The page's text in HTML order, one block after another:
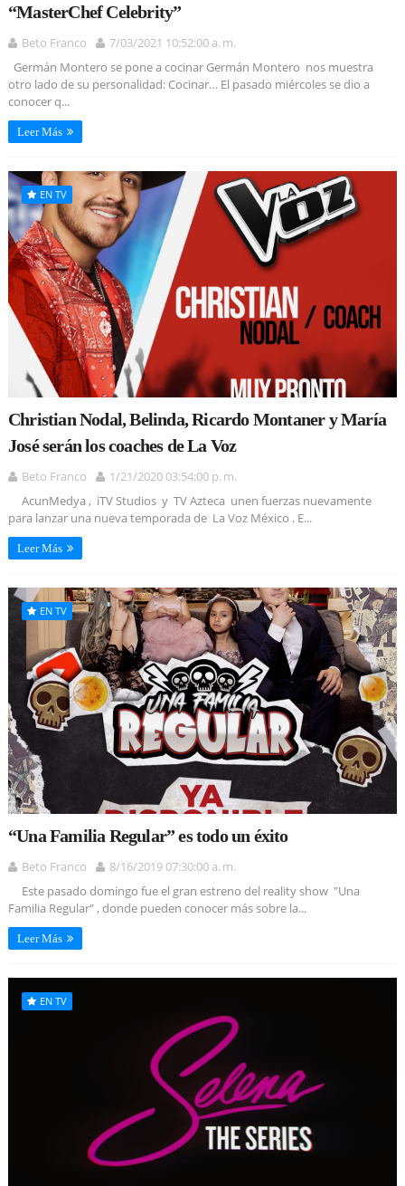
“MasterChef Celebrity”
Beto Franco
7/03/2021 10:52:00 a. m.
Germán Montero se pone a cocinar Germán Montero nos muestra
otro lado de su personalidad: Cocinar… El pasado miércoles se dio a
conocer q...
Leer Más
EN TV
Christian Nodal, Belinda, Ricardo Montaner y María
José serán los coaches de La Voz
Beto Franco
1/21/2020 03:54:00 p. m.
AcunMedya , iTV Studios y TV Azteca unen fuerzas nuevamente
para lanzar una nueva temporada de La Voz México . E...
Leer Más
EN TV
“Una Familia Regular” es todo un éxito
Beto Franco
8/16/2019 07:30:00 a. m.
Este pasado domingo fue el gran estreno del reality show "Una
Familia Regular" , donde pueden conocer más sobre la...
Leer Más
EN TV